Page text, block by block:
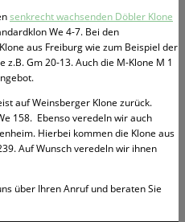
senkrecht wachsenden Döbler Klone
We 4-7. Bei den
aus Freiburg wie zum Beispiel der
z.B. Gm 20-13. Auch die M-Klone M 1
auf Weinsberger Klone zurück.
158. Ebenso veredeln wir auch
Hierbei kommen die Klone aus
Auf Wunsch veredeln wir ihnen
über Ihren Anruf und beraten Sie